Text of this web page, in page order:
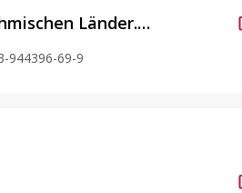
Länder.…
944396-69-9